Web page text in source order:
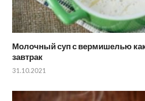
Молочный суп с вермишелью как
завтрак
31.10.2021